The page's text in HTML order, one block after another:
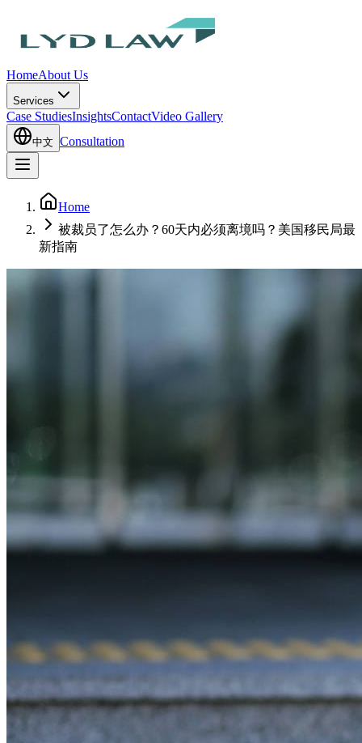
HomeAbout Us
Services
Case StudiesInsightsContactVideo Gallery
中文 Consultation
Home
被裁员了怎么办？60天内必须离境吗？美国移民局最
新指南